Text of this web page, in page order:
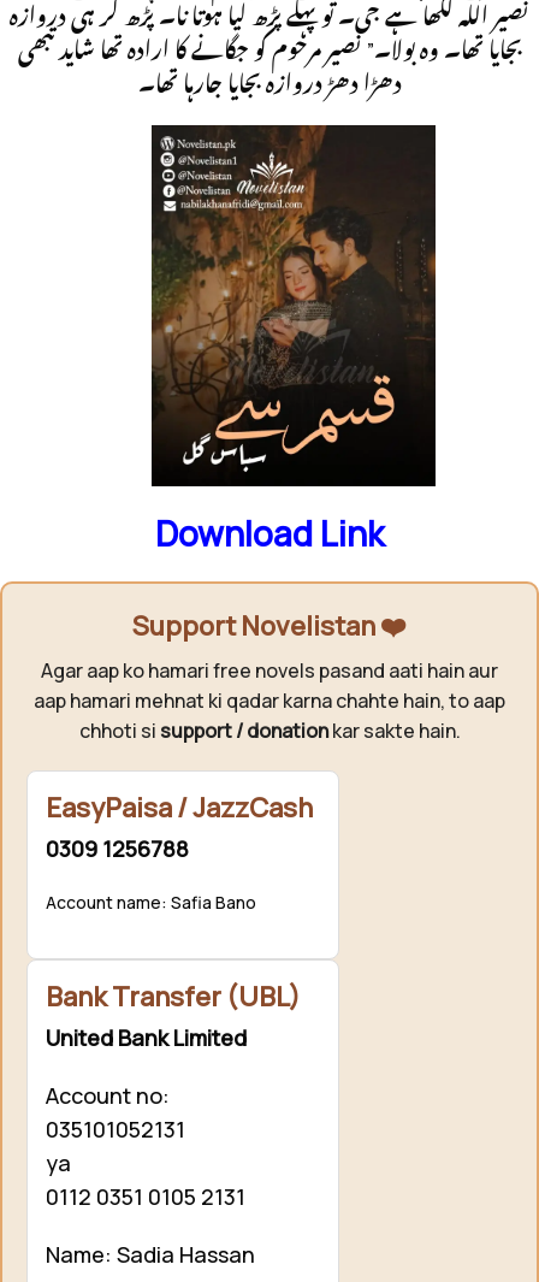
نصير اللہ لکھا ہے جی۔ تو پہلے پڑھ لیا ہوتا نا۔ پڑھ کر ہی دروازہ
بجایا تھا۔ وہ بولا۔” نصير مرحوم کو جگانے کا ارادہ تھا شاید تبھی
دھڑا دھڑ دروازه بجایا جارہا تھا۔
Download Link
Support Novelistan ❤️
Agar aap ko hamari free novels pasand aati hain aur
aap hamari mehnat ki qadar karna chahte hain, to aap
chhoti si support / donationkar sakte hain.
EasyPaisa / JazzCash
0309 1256788
Account name: Safia Bano
Bank Transfer (UBL)
United Bank Limited
Account no:
035101052131
ya
0112 0351 0105 2131
Name: Sadia Hassan